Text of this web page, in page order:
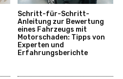
Schritt-für-Schritt-
Anleitung zur Bewertung
eines Fahrzeugs mit
Motorschaden: Tipps von
Experten und
Erfahrungsberichte